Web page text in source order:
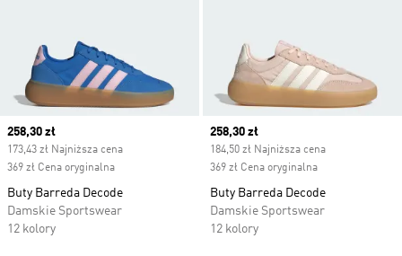
Current price
258,30 zł
173,43 zł Najniższa cena
369 zł Cena oryginalna
Buty Barreda Decode
Damskie Sportswear
12 kolory
Current price
258,30 zł
184,50 zł Najniższa cena
369 zł Cena oryginalna
Buty Barreda Decode
Damskie Sportswear
12 kolory